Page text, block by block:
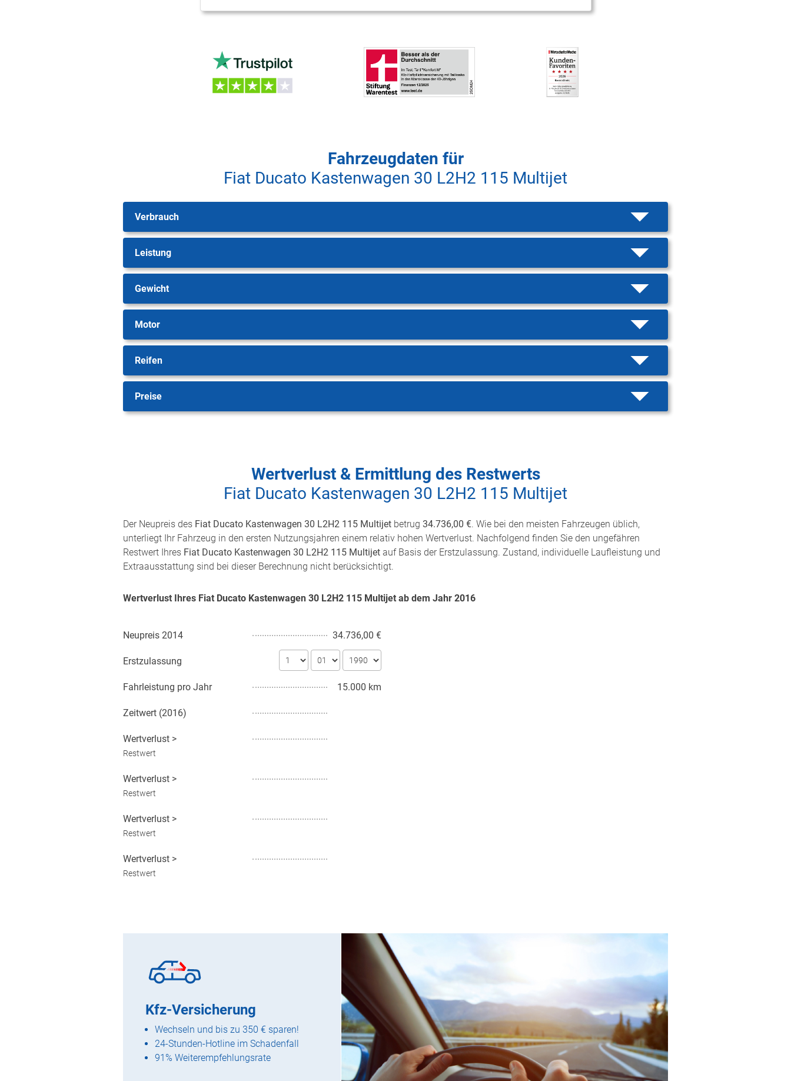
Fahrzeugdaten für
Fiat Ducato Kastenwagen 30 L2H2 115 Multijet
Verbrauch
Leistung
Gewicht
Motor
Reifen
Preise
Wertverlust & Ermittlung des Restwerts
Fiat Ducato Kastenwagen 30 L2H2 115 Multijet
Der Neupreis des Fiat Ducato Kastenwagen 30 L2H2 115 Multijet betrug 34.736,00 €. Wie bei den meisten Fahrzeugen üblich,
unterliegt Ihr Fahrzeug in den ersten Nutzungsjahren einem relativ hohen Wertverlust. Nachfolgend finden Sie den ungefähren
Restwert Ihres Fiat Ducato Kastenwagen 30 L2H2 115 Multijet auf Basis der Erstzulassung. Zustand, individuelle Laufleistung und
Extraausstattung sind bei dieser Berechnung nicht berücksichtigt.
Wertverlust Ihres Fiat Ducato Kastenwagen 30 L2H2 115 Multijet ab dem Jahr 2016
Neupreis 2014 34.736,00 €
Erstzulassung
Fahrleistung pro Jahr 15.000 km
Zeitwert (2016)
Wertverlust >
Restwert
Wertverlust >
Restwert
Wertverlust >
Restwert
Wertverlust >
Restwert
Kfz-Versicherung
Wechseln und bis zu 350 € sparen!
24-Stunden-Hotline im Schadenfall
91% Weiterempfehlungsrate